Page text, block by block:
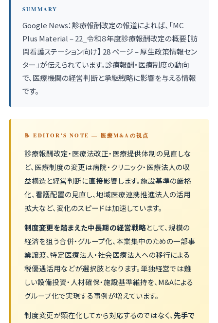
SUMMARY
Google News：診療報酬改定の報道によれば、「MC
Plus Material – 22_令和８年度診療報酬改定の概要【訪
問看護ステーション向け】 28 ページ – 厚生政策情報セン
ター」が伝えられています。診療報酬・医療制度の動向
で、医療機関の経営判断と承継戦略に影響を与える情報
です。
📝 EDITOR'S NOTE — 医療M&Aの視点
診療報酬改定・医療法改正・医療提供体制の見直しな
ど、医療制度の変更は病院・クリニック・医療法人の収
益構造と経営判断に直接影響します。施設基準の厳格
化、看護配置の見直し、地域医療連携推進法人の活用
拡大など、変化のスピードは加速しています。
制度変更を踏まえた中長期の経営戦略として、規模の
経済を狙う合併・グループ化、本業集中のための一部事
業譲渡、特定医療法人・社会医療法人への移行による
税優遇活用などが選択肢となります。単独経営では難
しい設備投資・人材確保・施設基準維持を、M&Aによる
グループ化で実現する事例が増えています。
制度変更が顕在化してから対応するのではなく、先手で